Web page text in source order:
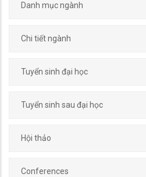
Danh mục ngành
Chi tiết ngành
Tuyển sinh đại học
Tuyển sinh sau đại học
Hội thảo
Conferences